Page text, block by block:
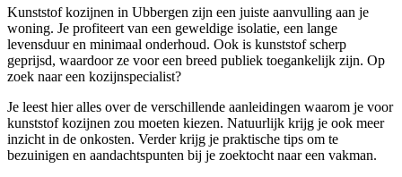
Kunststof kozijnen in Ubbergen zijn een juiste aanvulling aan je
woning. Je profiteert van een geweldige isolatie, een lange
levensduur en minimaal onderhoud. Ook is kunststof scherp
geprijsd, waardoor ze voor een breed publiek toegankelijk zijn. Op
zoek naar een kozijnspecialist?
Je leest hier alles over de verschillende aanleidingen waarom je voor
kunststof kozijnen zou moeten kiezen. Natuurlijk krijg je ook meer
inzicht in de onkosten. Verder krijg je praktische tips om te
bezuinigen en aandachtspunten bij je zoektocht naar een vakman.